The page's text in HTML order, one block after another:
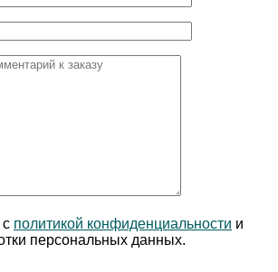
политикой конфиденциальности и
персональных данных.